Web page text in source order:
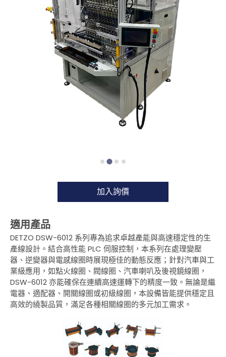
加入詢價
適用產品
DETZO DSW-6012 系列專為追求卓越產能與高速穩定性的生
產線設計。結合高性能 PLC 伺服控制，本系列在處理變壓
器、逆變器與電感線圈時展現極佳的動態反應；針對汽車與工
業級應用，如點火線圈、閥線圈、汽車喇叭及後視鏡線圈，
DSW-6012 亦能確保在連續高速運轉下的精度一致。無論是繼
電器、適配器、開關線圈或初級線圈，本設備皆能提供穩定且
高效的繞製品質，滿足各種相關線圈的多元加工需求。
自動銲錫機
馬達定子自動繞線機
空心線圈自動繞線機
全自動插針機
桌上型膠帶機
新聞中心
關於DETZO
聯絡我們